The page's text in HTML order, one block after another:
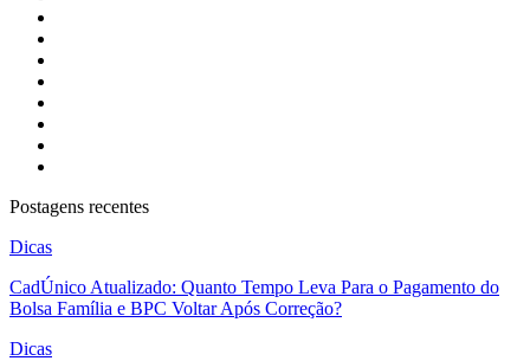
Postagens recentes
Dicas
CadÚnico Atualizado: Quanto Tempo Leva Para o Pagamento do
Bolsa Família e BPC Voltar Após Correção?
Dicas